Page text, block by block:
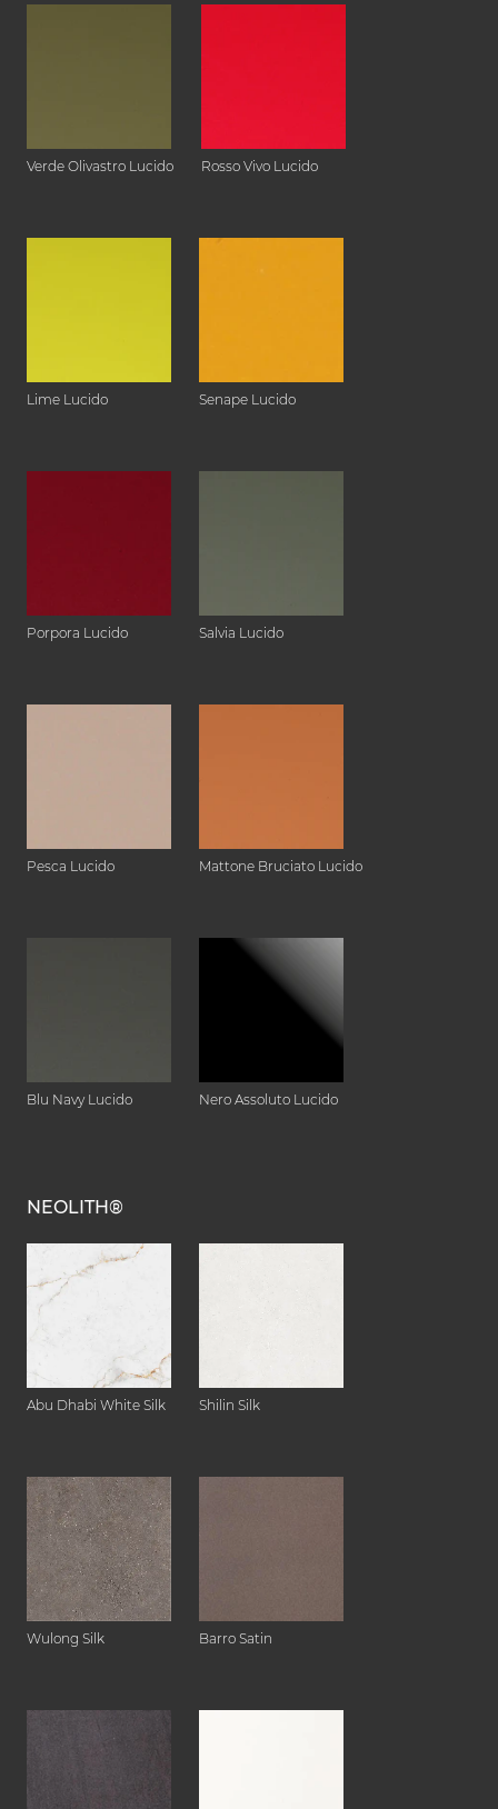
Verde Olivastro Lucido Rosso Vivo Lucido
Lime Lucido Senape Lucido
Porpora Lucido Salvia Lucido
Pesca Lucido Mattone Bruciato Lucido
Blu Navy Lucido Nero Assoluto Lucido
NEOLITH®
Abu Dhabi White Silk Shilin Silk
Wulong Silk Barro Satin